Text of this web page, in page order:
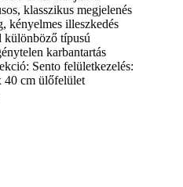
klasszikus megjelenés
kényelmes illeszkedés
különböző típusú
karbantartás
Sento felületkezelés:
40 cm ülőfelület